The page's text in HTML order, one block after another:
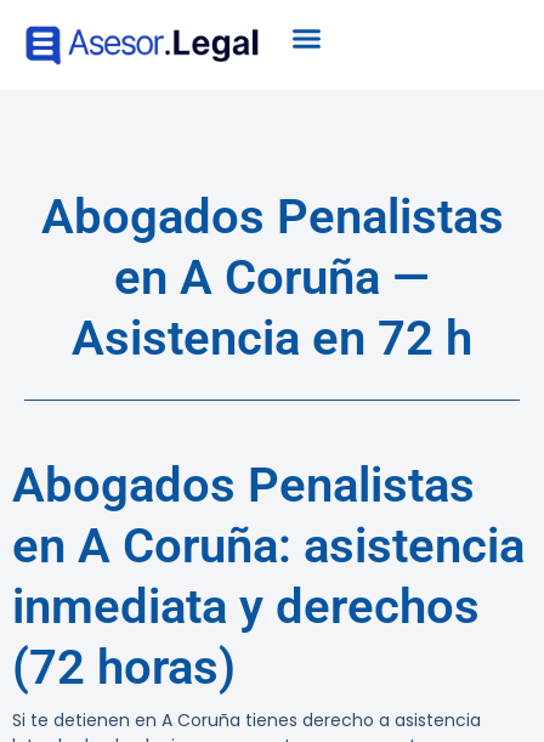
Abogados Penalistas
en A Coruña —
Asistencia en 72 h
Abogados Penalistas
en A Coruña: asistencia
inmediata y derechos
(72 horas)
Si te detienen en A Coruña tienes derecho a asistencia